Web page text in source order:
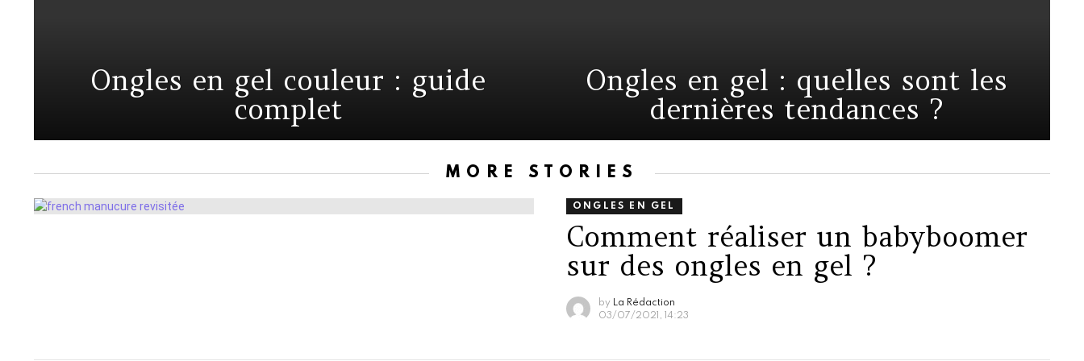
Ongles en gel couleur : guide
complet
Ongles en gel : quelles sont les
dernières tendances ?
MORE STORIES
ONGLES EN GEL
Comment réaliser un babyboomer
sur des ongles en gel ?
by La Rédaction
03/07/2021, 14:23